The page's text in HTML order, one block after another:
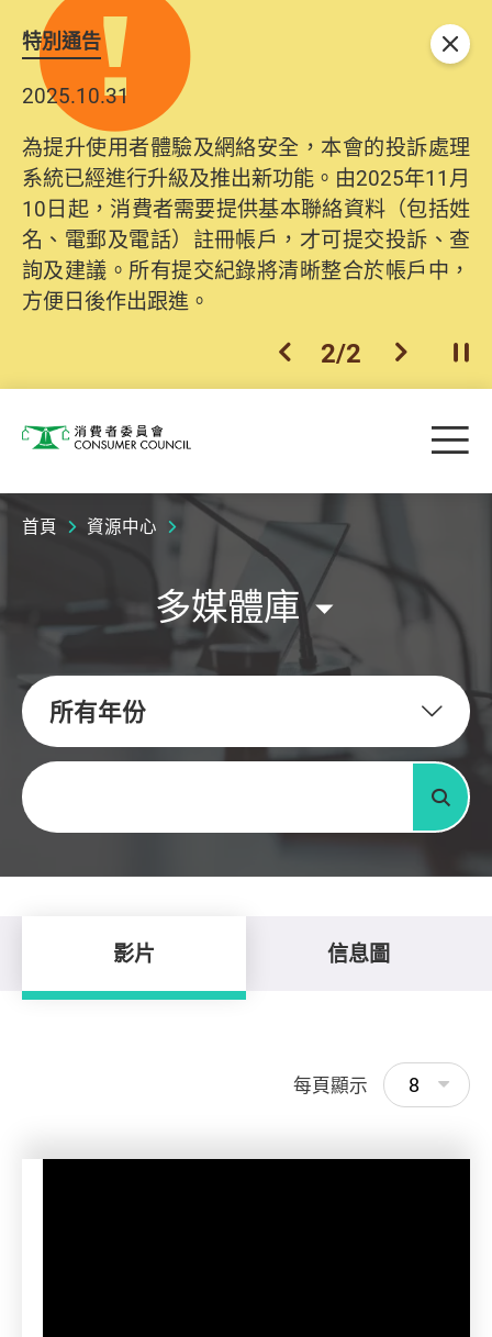
特別通告
2025.10.31
為提升使用者體驗及網絡安全，本會的投訴處理
系統已經進行升級及推出新功能。由2025年11月
10日起，消費者需要提供基本聯絡資料（包括姓
名、電郵及電話）註冊帳戶，才可提交投訴、查
詢及建議。所有提交紀錄將清晰整合於帳戶中，
方便日後作出跟進。
上一個
2/2 下一個開
關閉
消費者委員會 目
首頁 資源中心
多媒體庫
所有年份
關鍵字
搜尋
影片 信息圖
每頁顯示 8